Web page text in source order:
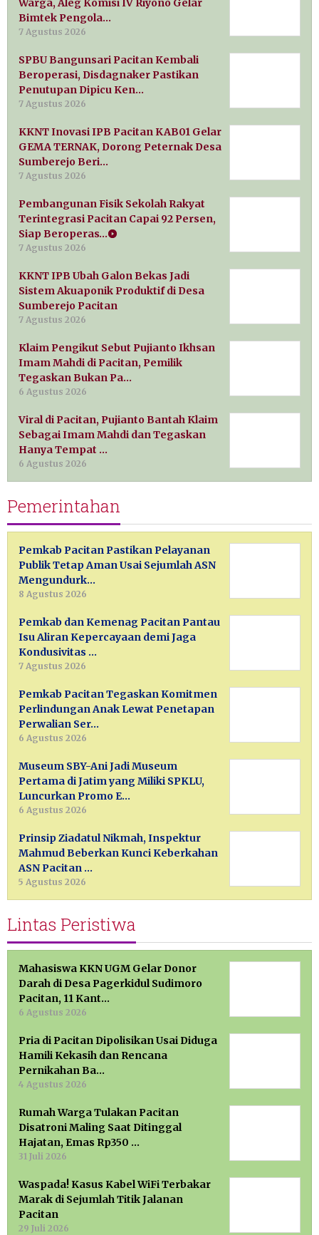
Warga, Aleg Komisi IV Riyono Gelar
Bimtek Pengola…
7 Agustus 2026
SPBU Bangunsari Pacitan Kembali
Beroperasi, Disdagnaker Pastikan
Penutupan Dipicu Ken…
7 Agustus 2026
KKNT Inovasi IPB Pacitan KAB01 Gelar
GEMA TERNAK, Dorong Peternak Desa
Sumberejo Beri…
7 Agustus 2026
Pembangunan Fisik Sekolah Rakyat
Terintegrasi Pacitan Capai 92 Persen,
Siap Beroperas…
7 Agustus 2026
KKNT IPB Ubah Galon Bekas Jadi
Sistem Akuaponik Produktif di Desa
Sumberejo Pacitan
7 Agustus 2026
Klaim Pengikut Sebut Pujianto Ikhsan
Imam Mahdi di Pacitan, Pemilik
Tegaskan Bukan Pa…
6 Agustus 2026
Viral di Pacitan, Pujianto Bantah Klaim
Sebagai Imam Mahdi dan Tegaskan
Hanya Tempat …
6 Agustus 2026
Pemerintahan
Pemkab Pacitan Pastikan Pelayanan
Publik Tetap Aman Usai Sejumlah ASN
Mengundurk…
8 Agustus 2026
Pemkab dan Kemenag Pacitan Pantau
Isu Aliran Kepercayaan demi Jaga
Kondusivitas …
7 Agustus 2026
Pemkab Pacitan Tegaskan Komitmen
Perlindungan Anak Lewat Penetapan
Perwalian Ser…
6 Agustus 2026
Museum SBY-Ani Jadi Museum
Pertama di Jatim yang Miliki SPKLU,
Luncurkan Promo E…
6 Agustus 2026
Prinsip Ziadatul Nikmah, Inspektur
Mahmud Beberkan Kunci Keberkahan
ASN Pacitan …
5 Agustus 2026
Lintas Peristiwa
Mahasiswa KKN UGM Gelar Donor
Darah di Desa Pagerkidul Sudimoro
Pacitan, 11 Kant…
6 Agustus 2026
Pria di Pacitan Dipolisikan Usai Diduga
Hamili Kekasih dan Rencana
Pernikahan Ba…
4 Agustus 2026
Rumah Warga Tulakan Pacitan
Disatroni Maling Saat Ditinggal
Hajatan, Emas Rp350 …
31 Juli 2026
Waspada! Kasus Kabel WiFi Terbakar
Marak di Sejumlah Titik Jalanan
Pacitan
29 Juli 2026